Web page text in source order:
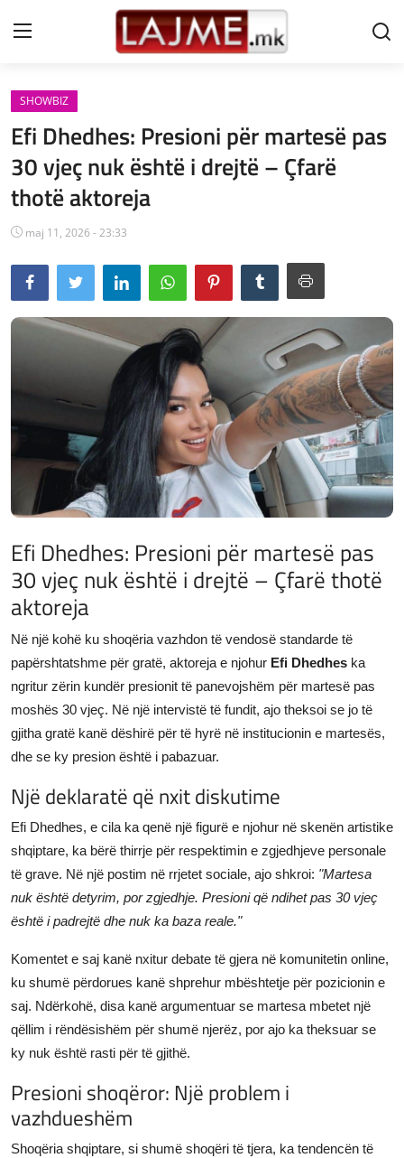
Shtëpi
LAJME MAQEDONI
SHQIPERI
KOSOVA
LAJME NGA BOTA
SHOWBIZ
SHENDETI
JETA
Gallery
Shqip
SHOWBIZ
Efi Dhedhes: Presioni për martesë pas
30 vjeç nuk është i drejtë – Çfarë
thotë aktoreja
maj 11, 2026 - 23:33
Efi Dhedhes: Presioni për martesë pas
30 vjeç nuk është i drejtë – Çfarë thotë
aktoreja
Në një kohë ku shoqëria vazhdon të vendosë standarde të
papërshtatshme për gratë, aktoreja e njohur Efi Dhedhes ka
ngritur zërin kundër presionit të panevojshëm për martesë pas
moshës 30 vjeç. Në një intervistë të fundit, ajo theksoi se jo të
gjitha gratë kanë dëshirë për të hyrë në institucionin e martesës,
dhe se ky presion është i pabazuar.
Një deklaratë që nxit diskutime
Efi Dhedhes, e cila ka qenë një figurë e njohur në skenën artistike
shqiptare, ka bërë thirrje për respektimin e zgjedhjeve personale
të grave. Në një postim në rrjetet sociale, ajo shkroi: "Martesa
nuk është detyrim, por zgjedhje. Presioni që ndihet pas 30 vjeç
është i padrejtë dhe nuk ka baza reale."
Komentet e saj kanë nxitur debate të gjera në komunitetin online,
ku shumë përdorues kanë shprehur mbështetje për pozicionin e
saj. Ndërkohë, disa kanë argumentuar se martesa mbetet një
qëllim i rëndësishëm për shumë njerëz, por ajo ka theksuar se
ky nuk është rasti për të gjithë.
Presioni shoqëror: Një problem i
vazhdueshëm
Shoqëria shqiptare, si shumë shoqëri të tjera, ka tendencën të